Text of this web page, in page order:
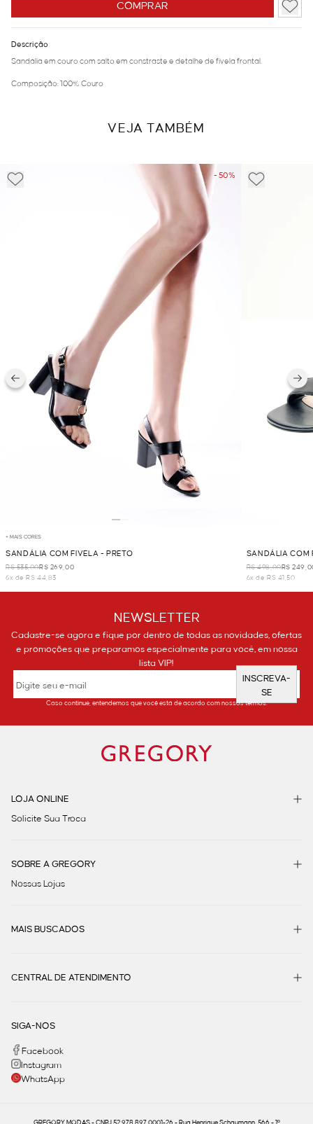
COMPRAR
Descrição
Sandália em couro com salto em constraste e detalhe de fivela frontal.
Composição: 100% Couro
VEJA TAMBÉM
- 50%
+ MAIS CORES
SANDÁLIA COM FIVELA - PRETO
R$ 535,00R$ 269,00
6x de R$ 44,83
SANDÁLIA COM
R$ 498,00R$
6x de R$ 41,50
NEWSLETTER
Cadastre-se agora e fique por dentro de todas as novidades, ofertas
e promoções que preparamos especialmente para você, em nossa
lista VIP!
INSCREVA-
SE
Caso continue, entendemos que você está de acordo com nossos termos.
LOJA ONLINE
Solicite Sua Troca
SOBRE A GREGORY
Nossas Lojas
MAIS BUSCADOS
CENTRAL DE ATENDIMENTO
SIGA-NOS
Facebook
Instagram
WhatsApp
GREGORY MODAS - CNPJ 52.978.897.0001-26 - Rua Henrique Schaumann, 566 - 1º